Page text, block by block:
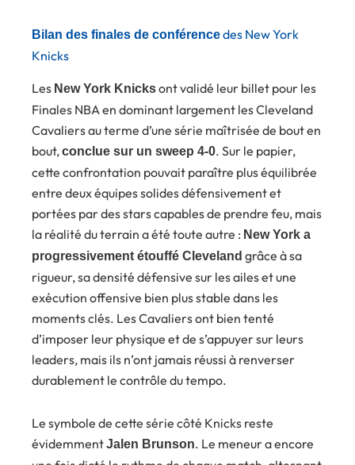
Bilan des finales de conférencedes New York
Knicks
Les New York Knicksont validé leur billet pour les
Finales NBA en dominant largement les Cleveland
Cavaliers au terme d’une série maîtrisée de bout en
bout,conclue sur un sweep 4-0. Sur le papier,
cette confrontation pouvait paraître plus équilibrée
entre deux équipes solides défensivement et
portées par des stars capables de prendre feu, mais
la réalité du terrain a été toute autre : New York a
progressivement étouffé Cleveland grâce à sa
rigueur, sa densité défensive sur les ailes et une
exécution offensive bien plus stable dans les
moments clés. Les Cavaliers ont bien tenté
d’imposer leur physique et de s’appuyer sur leurs
leaders, mais ils n’ont jamais réussi à renverser
durablement le contrôle du tempo.
Le symbole de cette série côté Knicks reste
évidemmentJalen Brunson. Le meneur a encore